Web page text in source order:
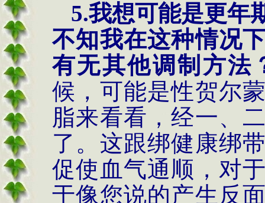
5.我想可能是更年
不知我在这种情况
有无其他调制方法
候，可能是性贺尔
脂来看看，经一、
了。这跟绑健康绑
促使血气通顺，对
于像您说的产生反